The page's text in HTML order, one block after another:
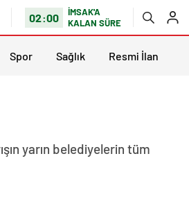
02:00
İMSAK'A
KALAN SÜRE
Spor Sağlık Resmi İlan
yarın belediyelerin tüm